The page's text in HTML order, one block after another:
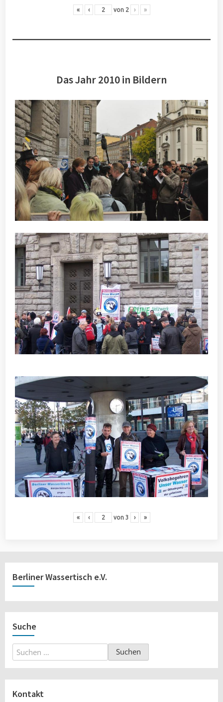
« ‹ von 2 › »
Das Jahr 2010 in Bildern
« ‹ von 3 › »
Berliner Wassertisch e.V.
Suche
Suchen
nach:
Kontakt